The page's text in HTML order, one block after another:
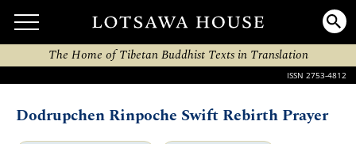
The Home of Tibetan Buddhist Texts in Translation
ISSN 2753-4812
Dodrupchen Rinpoche Swift Rebirth Prayer